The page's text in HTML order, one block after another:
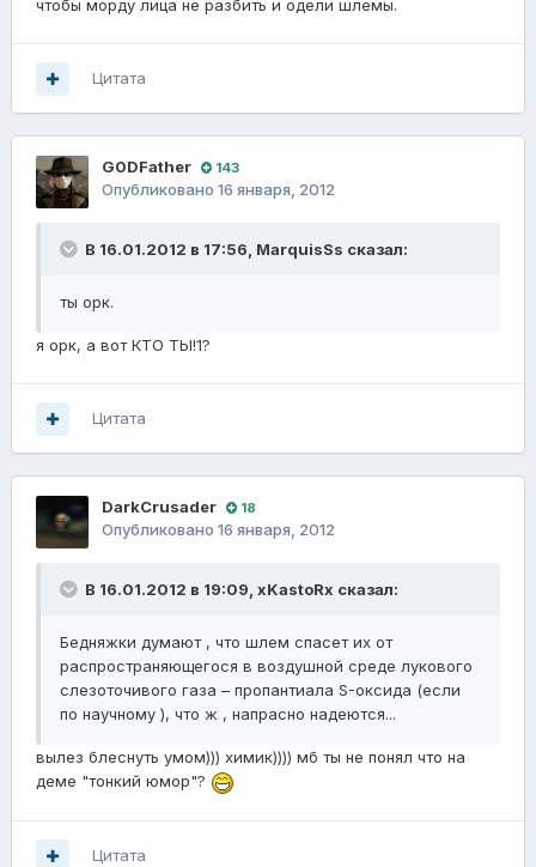
чтобы морду лица не разбить и одели шлемы.
Цитата
G0DFathеr 143
Опубликовано 16 января, 2012
В 16.01.2012 в 17:56, MarquisSs сказал:
ты орк.
я орк, а вот КТО ТЫ!1?
Цитата
DarkCrusader 18
Опубликовано 16 января, 2012
В 16.01.2012 в 19:09, xKastoRx сказал:
Бедняжки думают , что шлем спасет их от
распространяющегося в воздушной среде лукового
слезоточивого газа – пропантиала S-оксида (если
по научному ), что ж , напрасно надеются...
вылез блеснуть умом))) химик)))) мб ты не понял что на
деме "тонкий юмор"?
Цитата